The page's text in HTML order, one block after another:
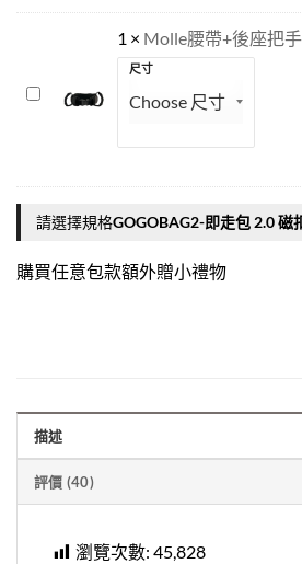
(GOGOBAG
件
鑰
包)
Molle
把
1 × Molle腰帶+後座把手
尺寸
請選擇規格GOGOBAG2-即走包 2.0 磁
購買任意包款額外贈小禮物
描述
評價 (40)
瀏覽次數: 45,828